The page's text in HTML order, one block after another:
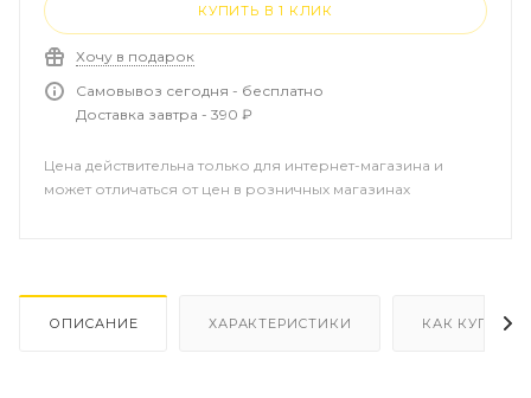
КУПИТЬ В 1 КЛИК
Хочу в подарок
Самовывоз сегодня - бесплатно
Доставка завтра - 390 ₽
Цена действительна только для интернет-магазина и
может отличаться от цен в розничных магазинах
ОПИСАНИЕ ХАРАКТЕРИСТИКИ КАК КУПИТЬ